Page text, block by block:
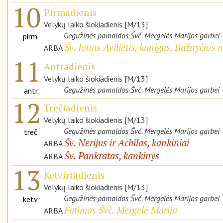
10
pirm.
Pirmadienis
Velykų laiko šiokiadienis [M/13]
Gegužinės pamaldos Švč. Mergelės Marijos garbei
ARBAŠv. Jonas Avilietis, kunigas, Bažnyčios
11
antr.
Antradienis
Velykų laiko šiokiadienis [M/13]
Gegužinės pamaldos Švč. Mergelės Marijos garbei
12
treč.
Trečiadienis
Velykų laiko šiokiadienis [M/13]
Gegužinės pamaldos Švč. Mergelės Marijos garbei
ARBAŠv. Nerijus ir Achilas, kankiniai
ARBAŠv. Pankratas, kankinys
13
ketv.
Ketvirtadienis
Velykų laiko šiokiadienis [M/13]
Gegužinės pamaldos Švč. Mergelės Marijos garbei
ARBA Fatimos Švč. Mergelė Marija